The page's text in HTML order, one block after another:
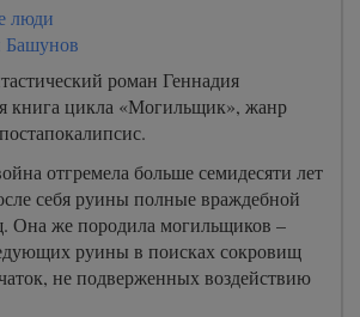
люди
Башунов
роман Геннадия
книга цикла «Могильщик», жанр
отгремела больше семидесяти лет
себя руины полные враждебной
Она же породила могильщиков –
руины в поисках сокровищ
не подверженных воздействию